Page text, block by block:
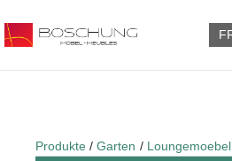
Produkte Garten Loungemoebel